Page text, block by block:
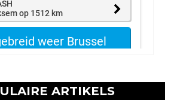
ARTIKELS